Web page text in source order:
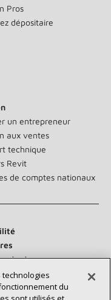
Pros
dépositaire
un entrepreneur
aux ventes
technique
Revit
de comptes nationaux
technologies
du